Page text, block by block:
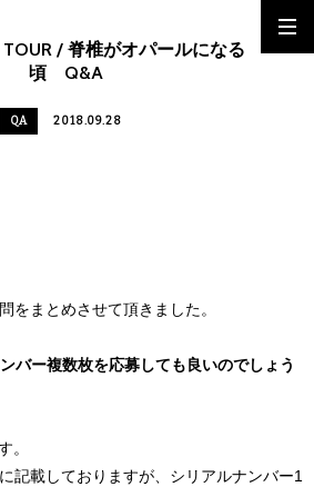
/ 脊椎がオパールになる
頃 Q&A
QA 2018.09.28
をまとめさせて頂きました。
バー複数枚を応募しても良いのでしょう
。
記載しておりますが、シリアルナンバー1